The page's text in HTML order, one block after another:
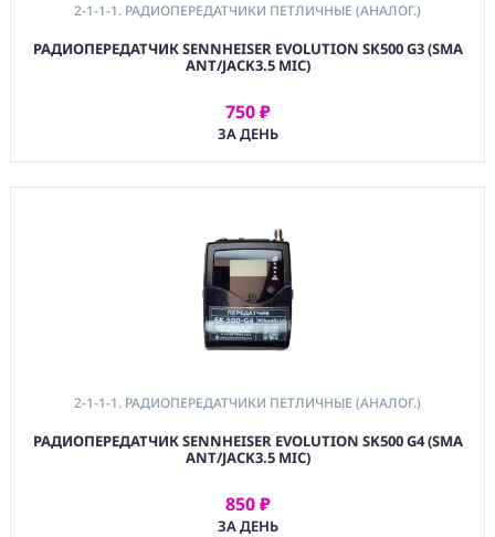
2-1-1-1. РАДИОПЕРЕДАТЧИКИ ПЕТЛИЧНЫЕ (АНАЛОГ.)
РАДИОПЕРЕДАТЧИК SENNHEISER EVOLUTION SK500 G3 (SMA
ANT/JACK3.5 MIC)
750 ₽
ЗА ДЕНЬ
АРЕНДОВАТЬ
2-1-1-1. РАДИОПЕРЕДАТЧИКИ ПЕТЛИЧНЫЕ (АНАЛОГ.)
РАДИОПЕРЕДАТЧИК SENNHEISER EVOLUTION SK500 G4 (SMA
ANT/JACK3.5 MIC)
850 ₽
ЗА ДЕНЬ
АРЕНДОВАТЬ